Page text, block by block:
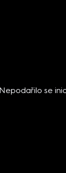
Nepodařilo se